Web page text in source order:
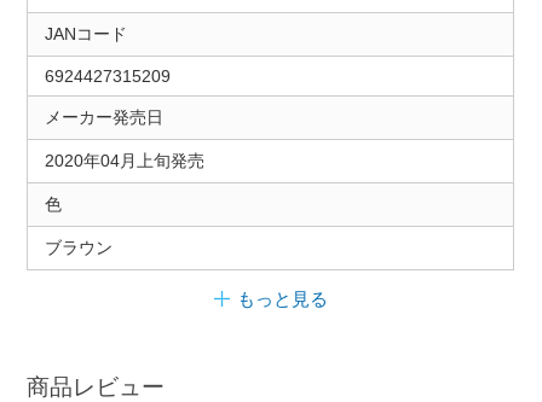
JANコード
6924427315209
メーカー発売日
2020年04月上旬発売
色
ブラウン
もっと見る
商品レビュー